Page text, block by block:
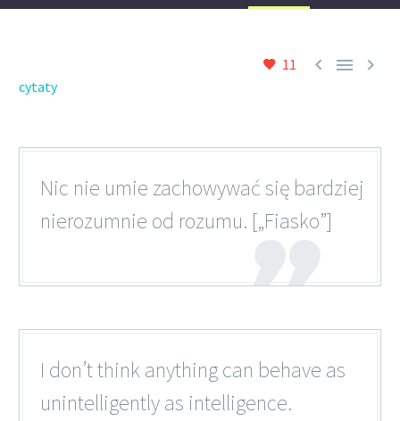
11   
cytaty
Nic nie umie zachowywać się bardziej
nierozumnie od rozumu. [„Fiasko”]
I don’t think anything can behave as
unintelligently as intelligence.